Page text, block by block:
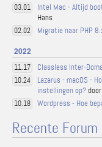
03.01 Intel Mac - Altijd
Hans
02.02 Migratie naar PHP
2022
11.17 Classless Inter-
10.24
Lazarus - macOS -
instellingen op?
10.18 Wordpress - Hoe
Recente